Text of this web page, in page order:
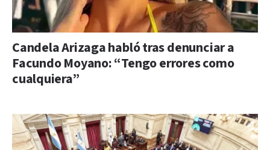
Candela Arizaga habló tras denunciar a
Facundo Moyano: “Tengo errores como
cualquiera”